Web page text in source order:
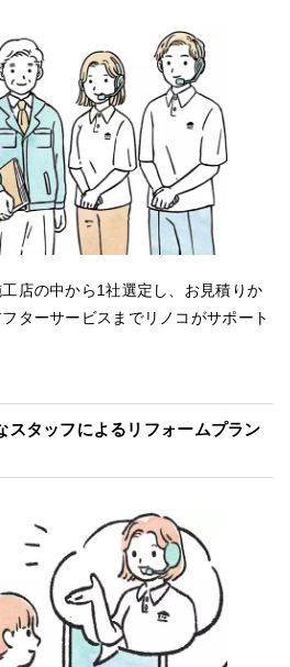
店の中から1社選定し、お見積りか
ターサービスまでリノコがサポート
スタッフによるリフォームプラン